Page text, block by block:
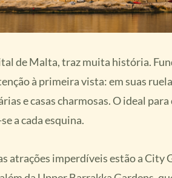
de Malta, traz muita história.
à primeira vista: em suas
e casas charmosas. O ideal
a cada esquina.
atrações imperdíveis estão a City